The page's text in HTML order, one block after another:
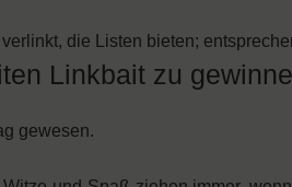
die Listen bieten;
Linkbait zu
gewesen.